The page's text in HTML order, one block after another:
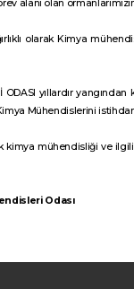
alanı olan
olarak Kimya
ODASI yıllardır
Mühendislerini
kimya mühendisliği ve
Odası